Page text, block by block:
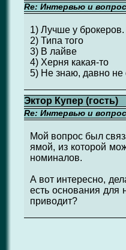
Re: Интервью и
1) Лучше у брокеров.
2) Типа того
3) В лайве
4) Херня какая-то
5) Не знаю, давно не
Эктор Купер (гость)
Re: Интервью и
Мой вопрос был
ямой, из которой
номиналов.
А вот интересно,
есть основания для
приводит?